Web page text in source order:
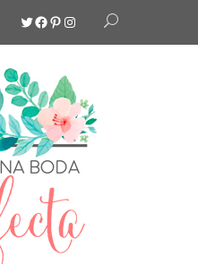
Twitter
Facebook
Pinterest
Instagram